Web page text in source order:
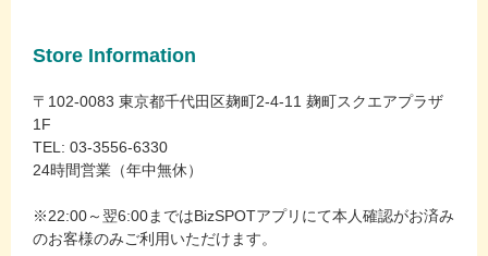
Store Information
〒102-0083 東京都千代田区麹町2-4-11 麹町スクエアプラザ
1F
TEL: 03-3556-6330
24時間営業（年中無休）
※22:00～翌6:00まではBizSPOTアプリにて本人確認がお済み
のお客様のみご利用いただけます。